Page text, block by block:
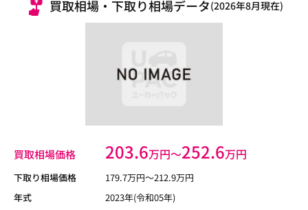
買取相場・下取り相場データ(2026年8月現在)
買取相場価格 203.6万円〜252.6万円
下取り相場価格 179.7万円〜212.9万円
年式
2023年(令和05年)